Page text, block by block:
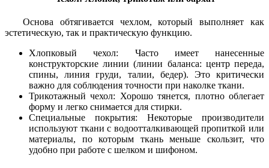
Основа обтягивается чехлом, который выполняет как
эстетическую, так и практическую функцию.
Хлопковый чехол: Часто имеет нанесенные
конструкторские линии (линии баланса: центр переда,
спины, линия груди, талии, бедер). Это критически
важно для соблюдения точности при наколке ткани.
Трикотажный чехол: Хорошо тянется, плотно облегает
форму и легко снимается для стирки.
Специальные покрытия: Некоторые производители
используют ткани с водоотталкивающей пропиткой или
материалы, по которым ткань меньше скользит, что
удобно при работе с шелком и шифоном.